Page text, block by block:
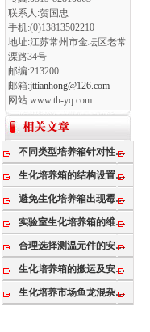
联系人:贺国忠
手机:(0)13813502210
地址:江苏常州市金坛区老常
溧路34号
邮编:213200
邮箱:jttianhong@126.com
网站:www.th-yq.com
不同类型培养箱针对性不同
生化培养箱的结构设置有几个
避免生化培养箱出现霉变问题
实验室生化培养箱的维护方法
合理选择测温元件的安装位置可以影响生化培养箱
生化培养箱的搬运及安装事项
生化培养市场鱼龙混杂，需提高行业门槛